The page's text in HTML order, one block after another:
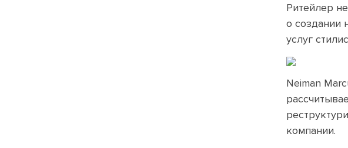
Ритейлер
о создании
услуг
Neiman
компании.